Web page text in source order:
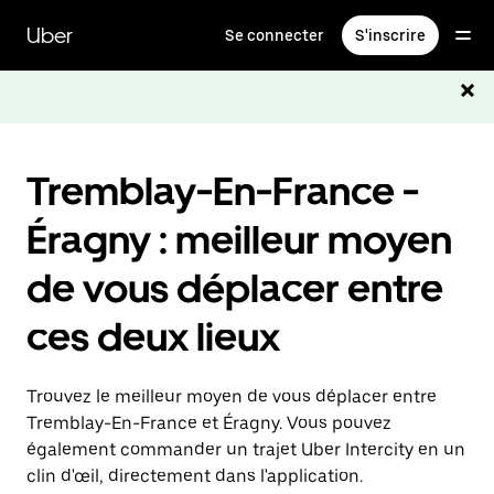
contenu
principal
Uber Se connecter S'inscrire
Tremblay-En-France -
Éragny : meilleur moyen
de vous déplacer entre
ces deux lieux
Trouvez le meilleur moyen de vous déplacer entre
Tremblay-En-France et Éragny. Vous pouvez
également commander un trajet Uber Intercity en un
clin d'œil, directement dans l'application.